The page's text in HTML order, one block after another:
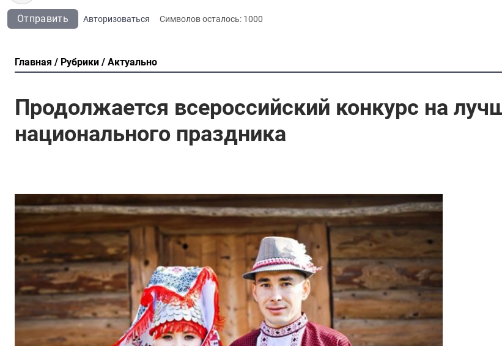
Отправить Авторизоваться Символов осталось: 1000
Главная Рубрики Актуально
Продолжается всероссийский конкурс на
национального праздника